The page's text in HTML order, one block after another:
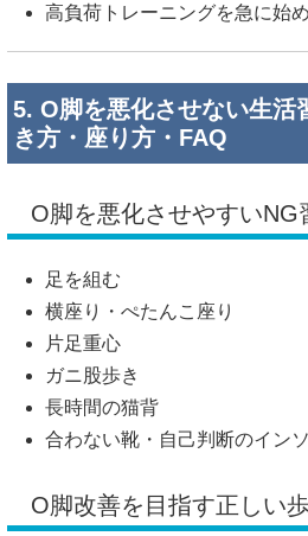
高負荷トレーニングを急に始
5. O脚を悪化させない生活
き方・座り方・FAQ
O脚を悪化させやすいNG
足を組む
横座り・ぺたんこ座り
片足重心
ガニ股歩き
長時間の猫背
合わない靴・自己判断のイン
O脚改善を目指す正しい